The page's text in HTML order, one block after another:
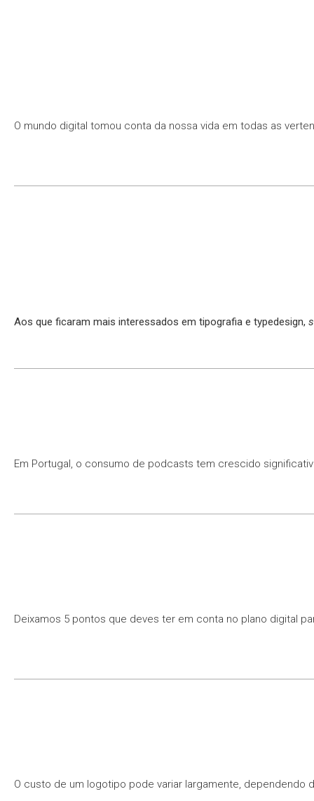
O mundo digital tomou conta da nossa vida em todas as
Aos que ficaram mais interessados em tipografia e typedesign,
Em Portugal, o consumo de podcasts tem crescido
Deixamos 5 pontos que deves ter em conta no plano digital
O custo de um logotipo pode variar largamente,